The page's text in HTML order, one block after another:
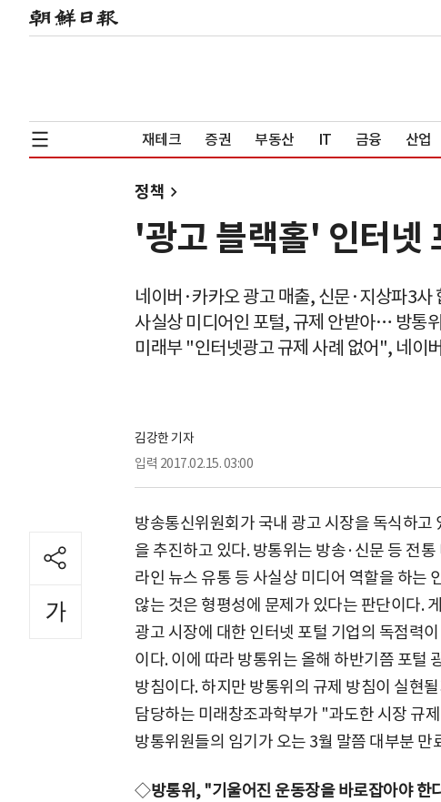
재테크 증권 부동산 IT 금융 산업
정책
'광고 블랙홀' 인터넷
네이버·카카오 광고 매출, 신문·지상파3사
사실상 미디어인 포털, 규제 안받아… 방통
미래부 "인터넷광고 규제 사례 없어", 네이
김강한 기자
입력 2017.02.15. 03:00
방송통신위원회가 국내 광고 시장을 독식하고
을 추진하고 있다. 방통위는 방송·신문 등 전
라인 뉴스 유통 등 사실상 미디어 역할을 하는
않는 것은 형평성에 문제가 있다는 판단이다.
광고 시장에 대한 인터넷 포털 기업의 독점력
이다. 이에 따라 방통위는 올해 하반기쯤 포털
방침이다. 하지만 방통위의 규제 방침이 실현
담당하는 미래창조과학부가 "과도한 시장 규
방통위원들의 임기가 오는 3월 말쯤 대부분 만
◇방통위, "기울어진 운동장을 바로잡아야 한